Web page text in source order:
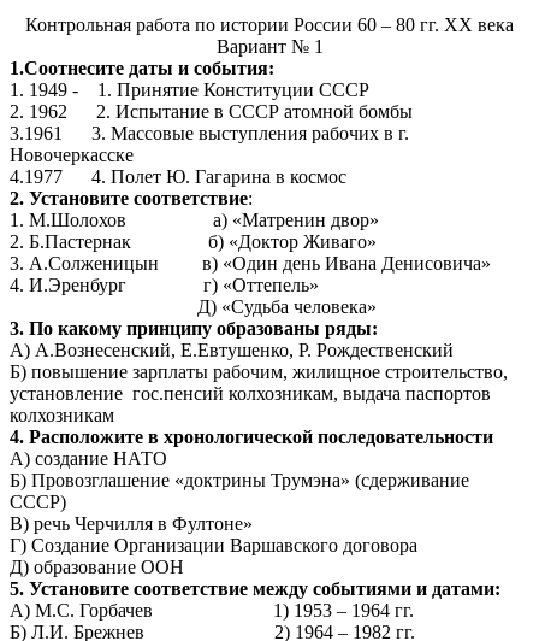
Контрольная работа по истории России 60 – 80 гг. XX века
Вариант № 1
1.Соотнесите даты и события:
1. 1949 - 1. Принятие Конституции СССР
2. 1962 2. Испытание в СССР атомной бомбы
3.1961 3. Массовые выступления рабочих в г.
Новочеркасске
4.1977 4. Полет Ю. Гагарина в космос
2. Установите соответствие:
1. М.Шолохов а) «Матренин двор»
2. Б.Пастернак б) «Доктор Живаго»
3. А.Солженицын в) «Один день Ивана Денисовича»
4. И.Эренбург г) «Оттепель»
Д) «Судьба человека»
3. По какому принципу образованы ряды:
А) А.Вознесенский, Е.Евтушенко, Р. Рождественский
Б) повышение зарплаты рабочим, жилищное строительство,
установление гос.пенсий колхозникам, выдача паспортов
колхозникам
4. Расположите в хронологической последовательности
А) создание НАТО
Б) Провозглашение «доктрины Трумэна» (сдерживание
СССР)
В) речь Черчилля в Фултоне»
Г) Создание Организации Варшавского договора
Д) образование ООН
5. Установите соответствие между событиями и датами:
А) М.С. Горбачев 1) 1953 – 1964 гг.
Б) Л.И. Брежнев 2) 1964 – 1982 гг.